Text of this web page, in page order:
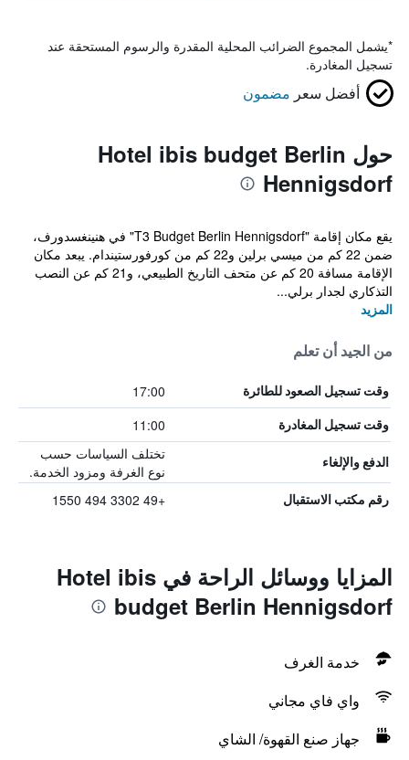
*يشمل المجموع الضرائب المحلية المقدرة والرسوم المستحقة عند
تسجيل المغادرة.
أفضل سعر مضمون
حول Hotel ibis budget Berlin
Hennigsdorf
يقع مكان إقامة "T3 Budget Berlin Hennigsdorf" في هنينغسدورف،
ضمن 22 كم من ميسي برلين و22 كم من كورفورستيندام. يبعد مكان
الإقامة مسافة 20 كم عن متحف التاريخ الطبيعي، و21 كم عن النصب
التذكاري لجدار برلي...
المزيد
من الجيد أن تعلم
وقت تسجيل الصعود للطائرة 17:00
وقت تسجيل المغادرة 11:00
الدفع والإلغاء
تختلف السياسات حسب
نوع الغرفة ومزود الخدمة.
رقم مكتب الاستقبال +49 3302 494 1550
المزايا ووسائل الراحة في Hotel ibis
budget Berlin Hennigsdorf
خدمة الغرف
واي فاي مجاني
جهاز صنع القهوة/ الشاي